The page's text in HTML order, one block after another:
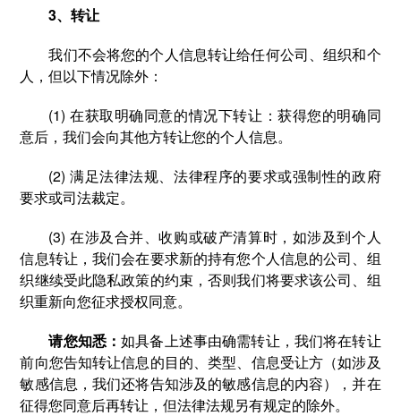
3、转让
我们不会将您的个人信息转让给任何公司、组织和个
人，但以下情况除外：
(1) 在获取明确同意的情况下转让：获得您的明确同
意后，我们会向其他方转让您的个人信息。
(2) 满足法律法规、法律程序的要求或强制性的政府
要求或司法裁定。
(3) 在涉及合并、收购或破产清算时，如涉及到个人
信息转让，我们会在要求新的持有您个人信息的公司、组
织继续受此隐私政策的约束，否则我们将要求该公司、组
织重新向您征求授权同意。
请您知悉：如具备上述事由确需转让，我们将在转让
前向您告知转让信息的目的、类型、信息受让方（如涉及
敏感信息，我们还将告知涉及的敏感信息的内容），并在
征得您同意后再转让，但法律法规另有规定的除外。